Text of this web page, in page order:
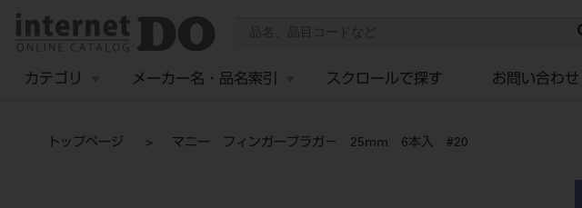
カテゴリ メーカー名・品名索引 スクロールで探す お問い合わせ
トップページ マニー フィンガープラガ－ 25mm 6本入 #20